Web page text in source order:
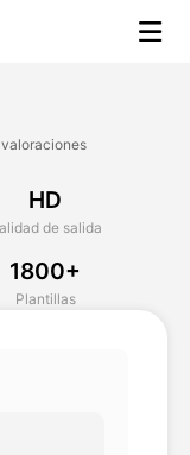
HD
de salida
1800+
Plantillas